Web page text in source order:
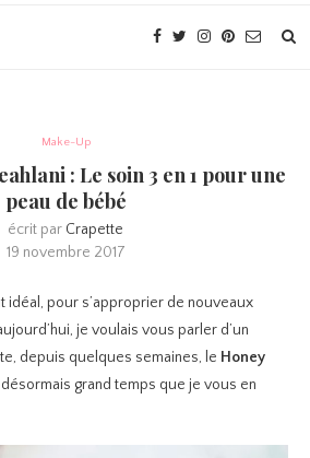
Make-Up
: Le soin 3 en 1 pour une
peau de bébé
écrit par Crapette
19 novembre 2017
idéal, pour s’approprier de nouveaux
je voulais vous parler d’un
depuis quelques semaines, le Honey
désormais grand temps que je vous en